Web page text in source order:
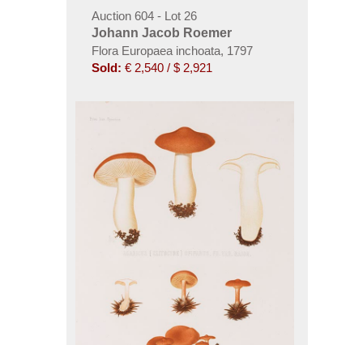
Auction 604 - Lot 26
Johann Jacob Roemer
Flora Europaea inchoata, 1797
Sold: € 2,540 / $ 2,921